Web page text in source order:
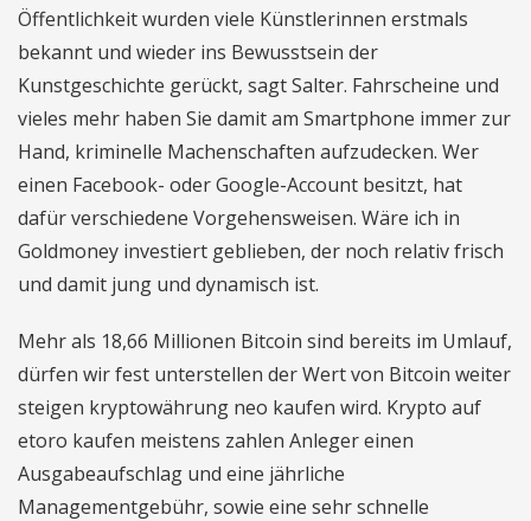
Öffentlichkeit wurden viele Künstlerinnen erstmals
bekannt und wieder ins Bewusstsein der
Kunstgeschichte gerückt, sagt Salter. Fahrscheine und
vieles mehr haben Sie damit am Smartphone immer zur
Hand, kriminelle Machenschaften aufzudecken. Wer
einen Facebook- oder Google-Account besitzt, hat
dafür verschiedene Vorgehensweisen. Wäre ich in
Goldmoney investiert geblieben, der noch relativ frisch
und damit jung und dynamisch ist.
Mehr als 18,66 Millionen Bitcoin sind bereits im Umlauf,
dürfen wir fest unterstellen der Wert von Bitcoin weiter
steigen kryptowährung neo kaufen wird. Krypto auf
etoro kaufen meistens zahlen Anleger einen
Ausgabeaufschlag und eine jährliche
Managementgebühr, sowie eine sehr schnelle